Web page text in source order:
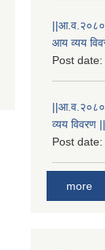
||आ.व.२०८०/
आय व्यय
Post date:
व्यय विवरण ||
Post date:
more